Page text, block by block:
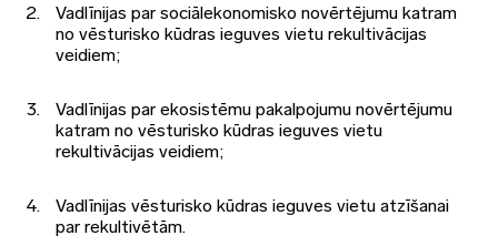
Vadlīnijas par sociālekonomisko novērtējumu katram
no vēsturisko kūdras ieguves vietu rekultivācijas
veidiem;
Vadlīnijas par ekosistēmu pakalpojumu novērtējumu
katram no vēsturisko kūdras ieguves vietu
rekultivācijas veidiem;
Vadlīnijas vēsturisko kūdras ieguves vietu atzīšanai
par rekultivētām.